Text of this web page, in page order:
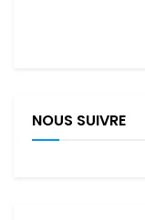
NOUS SUIVRE